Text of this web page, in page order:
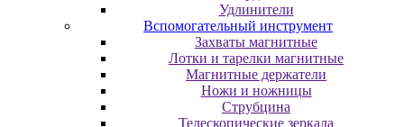
Удлинители
Вспомогательный инструмент
Захваты магнитные
Лотки и тарелки магнитные
Магнитные держатели
Ножи и ножницы
Струбцина
Телескопические зеркала